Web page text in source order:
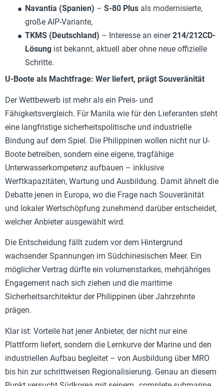
Navantia (Spanien) – S-80 Plus als modernisierte,
große AIP-Variante,
TKMS (Deutschland) – Interesse an einer214/212CD-
Lösung ist bekannt, aktuell aber ohne neue offizielle
Schritte.
U-Boote als Machtfrage: Wer liefert, prägt Souveränität
Der Wettbewerb ist mehr als ein Preis- und
Fähigkeitsvergleich. Für Manila wie für den Lieferanten steht
eine langfristige sicherheitspolitische und industrielle
Bindung auf dem Spiel. Die Philippinen wollen nicht nur U-
Boote betreiben, sondern eine eigene, tragfähige
Unterwasserkompetenz aufbauen – inklusive
Werftkapazitäten, Wartung und Ausbildung. Damit ähnelt die
Debatte jenen in Europa, wo die Frage nach Souveränität
und lokaler Wertschöpfung zunehmend darüber entscheidet,
welcher Anbieter ausgewählt wird.
Die Entscheidung fällt zudem vor dem Hintergrund
wachsender Spannungen im Südchinesischen Meer. Ein
möglicher Vertrag dürfte ein volumenstarkes, mehrjähriges
Engagement nach sich ziehen und die maritime
Sicherheitsarchitektur der Philippinen über Jahrzehnte
prägen.
Klar ist: Vorteile hat jener Anbieter, der nicht nur eine
Plattform liefert, sondern die Lernkurve der Marine und den
industriellen Aufbau begleitet – von Ausbildung über MRO
bis hin zur schrittweisen Regionalisierung. Genau an diesem